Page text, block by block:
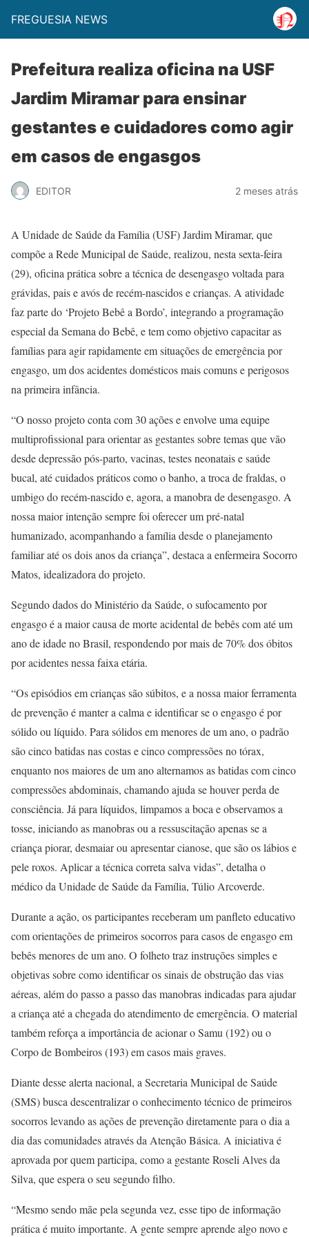
FREGUESIA NEWS
Prefeitura realiza oficina na USF
Jardim Miramar para ensinar
gestantes e cuidadores como agir
em casos de engasgos
EDITOR 2 meses atrás
A Unidade de Saúde da Família (USF) Jardim Miramar, que
compõe a Rede Municipal de Saúde, realizou, nesta sexta-feira
(29), oficina prática sobre a técnica de desengasgo voltada para
grávidas, pais e avós de recém-nascidos e crianças. A atividade
faz parte do ‘Projeto Bebê a Bordo’, integrando a programação
especial da Semana do Bebê, e tem como objetivo capacitar as
famílias para agir rapidamente em situações de emergência por
engasgo, um dos acidentes domésticos mais comuns e perigosos
na primeira infância.
“O nosso projeto conta com 30 ações e envolve uma equipe
multiprofissional para orientar as gestantes sobre temas que vão
desde depressão pós-parto, vacinas, testes neonatais e saúde
bucal, até cuidados práticos como o banho, a troca de fraldas, o
umbigo do recém-nascido e, agora, a manobra de desengasgo. A
nossa maior intenção sempre foi oferecer um pré-natal
humanizado, acompanhando a família desde o planejamento
familiar até os dois anos da criança”, destaca a enfermeira Socorro
Matos, idealizadora do projeto.
Segundo dados do Ministério da Saúde, o sufocamento por
engasgo é a maior causa de morte acidental de bebês com até um
ano de idade no Brasil, respondendo por mais de 70% dos óbitos
por acidentes nessa faixa etária.
“Os episódios em crianças são súbitos, e a nossa maior ferramenta
de prevenção é manter a calma e identificar se o engasgo é por
sólido ou líquido. Para sólidos em menores de um ano, o padrão
são cinco batidas nas costas e cinco compressões no tórax,
enquanto nos maiores de um ano alternamos as batidas com cinco
compressões abdominais, chamando ajuda se houver perda de
consciência. Já para líquidos, limpamos a boca e observamos a
tosse, iniciando as manobras ou a ressuscitação apenas se a
criança piorar, desmaiar ou apresentar cianose, que são os lábios e
pele roxos. Aplicar a técnica correta salva vidas”, detalha o
médico da Unidade de Saúde da Família, Túlio Arcoverde.
Durante a ação, os participantes receberam um panfleto educativo
com orientações de primeiros socorros para casos de engasgo em
bebês menores de um ano. O folheto traz instruções simples e
objetivas sobre como identificar os sinais de obstrução das vias
aéreas, além do passo a passo das manobras indicadas para ajudar
a criança até a chegada do atendimento de emergência. O material
também reforça a importância de acionar o Samu (192) ou o
Corpo de Bombeiros (193) em casos mais graves.
Diante desse alerta nacional, a Secretaria Municipal de Saúde
(SMS) busca descentralizar o conhecimento técnico de primeiros
socorros levando as ações de prevenção diretamente para o dia a
dia das comunidades através da Atenção Básica. A iniciativa é
aprovada por quem participa, como a gestante Roseli Alves da
Silva, que espera o seu segundo filho.
“Mesmo sendo mãe pela segunda vez, esse tipo de informação
prática é muito importante. A gente sempre aprende algo novo e